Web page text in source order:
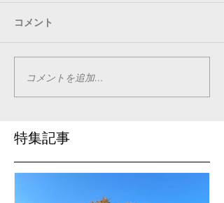
コメント
コメントを追加…
特集記事